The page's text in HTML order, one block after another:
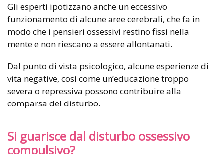
Gli esperti ipotizzano anche un eccessivo
funzionamento di alcune aree cerebrali, che fa in
modo che i pensieri ossessivi restino fissi nella
mente e non riescano a essere allontanati.
Dal punto di vista psicologico, alcune esperienze di
vita negative, così come un’educazione troppo
severa o repressiva possono contribuire alla
comparsa del disturbo.
Si guarisce dal disturbo ossessivo
compulsivo?